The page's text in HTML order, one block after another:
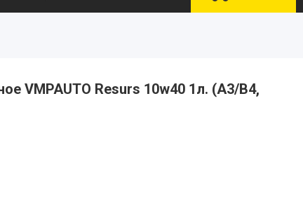
VMPAUTO Resurs 10w40 1л. (A3/B4,